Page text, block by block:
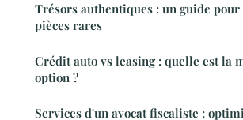
Trésors authentiques : un guide pour
pièces rares
Crédit auto vs leasing : quelle est la
option ?
Services d'un avocat fiscaliste :